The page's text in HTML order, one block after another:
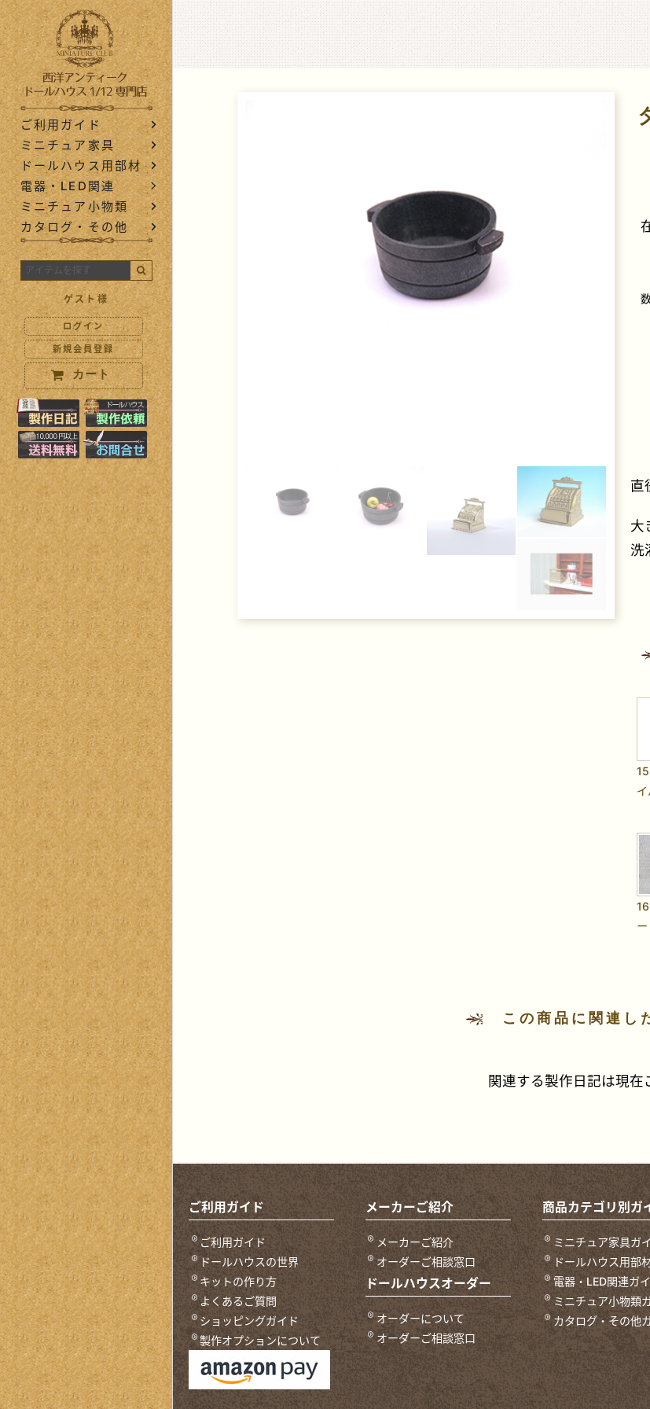
西洋アンティークドールハウス1/12専門店 ミニチュアクラブ
ご利用ガイド
ミニチュア家具
ドールハウス用部材
電器・LED関連
ミニチュア小物類
カタログ・その他
ゲスト様
ログイン
新規会員登録
カート
製作日記はこちら
10000円以上で送料無料+小物プレゼント
直
大
洗
ー
この商品に関連し
関連する製作日記は現在
ご利用ガイド
ご利用ガイド
ドールハウスの世界
キットの作り方
よくあるご質問
ショッピングガイド
製作オプションについて
メーカーご紹介
メーカーご紹介
オーダーご相談窓口
ドールハウスオーダー
オーダーについて
オーダーご相談窓口
商品カテゴリ別ガ
ミニチュア家具ガ
ドールハウス用部
電器・LED関連ガ
ミニチュア小物類
カタログ・その他